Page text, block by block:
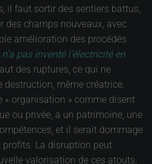
il faut sortir des sentiers battus,
des champs nouveaux, avec
amélioration des procédés
pas inventé l’électricité en
des ruptures, ce qui ne
même créatrice.
« organisation » comme disent
ou privée, a un patrimoine, une
et il serait dommage
profits. La disruption peut
valorisation de ces atouts.